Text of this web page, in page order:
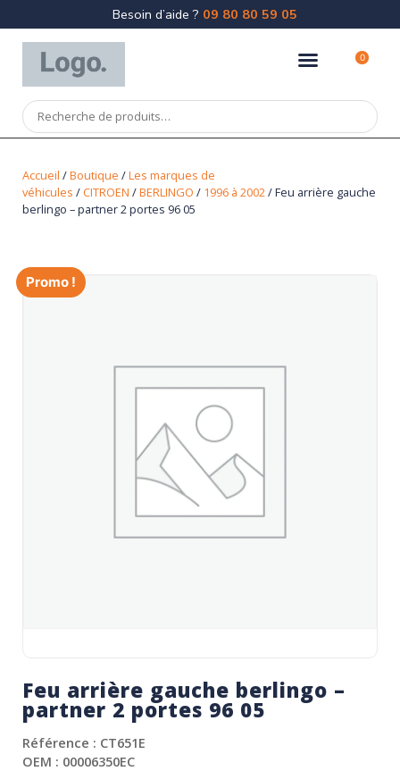
Besoin d’aide ? 09 80 80 59 05
0
Accueil /Boutique /Les marques de
véhicules / CITROEN /BERLINGO / 1996 à 2002/ Feu arrière gauche
berlingo – partner 2 portes 96 05
Promo !
Feu arrière gauche berlingo –
partner 2 portes 96 05
Référence : CT651E
OEM : 00006350EC